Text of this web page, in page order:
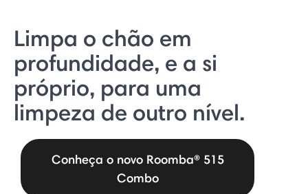
Limpa o chão em
profundidade, e a si
próprio, para uma
limpeza de outro nível.
Conheça o novo Roomba® 515
Combo